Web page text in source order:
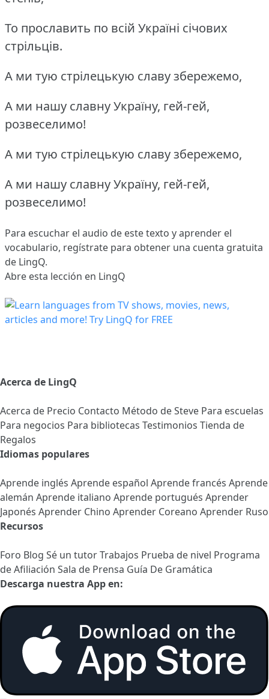
То прославить по всій Україні січових
стрільців.
А ми тую стрілецькую славу збережемо,
А ми нашу славну Україну, гей-гей,
розвеселимо!
А ми тую стрілецькую славу збережемо,
А ми нашу славну Україну, гей-гей,
розвеселимо!
Para escuchar el audio de este texto y aprender el
vocabulario, regístrate para obtener una cuenta gratuita
de LingQ.
Abre esta lección en LingQ
Acerca de LingQ
Acerca de Precio Contacto Método de Steve Para escuelas
Para negocios Para bibliotecas Testimonios Tienda de
Regalos
Idiomas populares
Aprende inglés Aprende español Aprende francés Aprende
alemán Aprende italiano Aprende portugués Aprender
Japonés Aprender Chino Aprender Coreano Aprender Ruso
Recursos
Foro Blog Sé un tutorTrabajos Prueba de nivel Programa
de Afiliación Sala de Prensa Guía De Gramática
Descarga nuestra App en: